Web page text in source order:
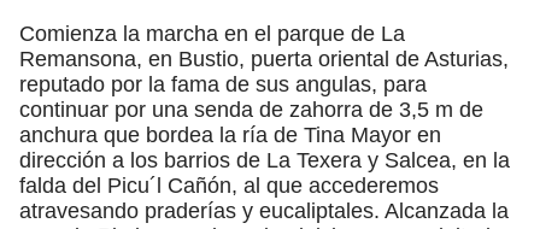
Comienza la marcha en el parque de La
Remansona, en Bustio, puerta oriental de Asturias,
reputado por la fama de sus angulas, para
continuar por una senda de zahorra de 3,5 m de
anchura que bordea la ría de Tina Mayor en
dirección a los barrios de La Texera y Salcea, en la
falda del Picu´l Cañón, al que accederemos
atravesando praderías y eucaliptales. Alcanzada la